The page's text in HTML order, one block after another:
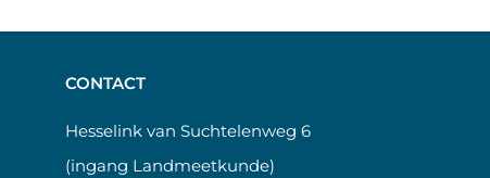
CONTACT
Hesselink van Suchtelenweg 6
(ingang Landmeetkunde)